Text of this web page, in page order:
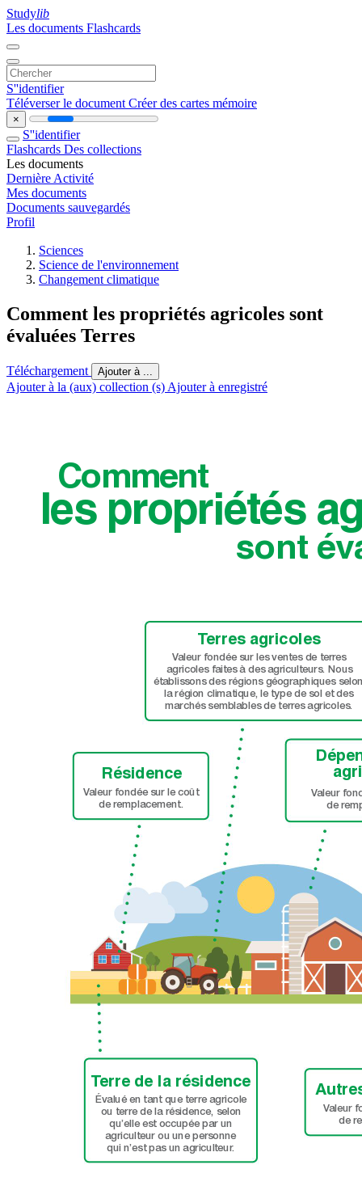
Studylib
Les documents Flashcards
S''identifier
Téléverser le document Créer des cartes mémoire
×
S''identifier
Flashcards Des collections
Les documents
Dernière Activité
Mes documents
Documents sauvegardés
Profil
Sciences
Science de l'environnement
Changement climatique
Comment les propriétés agricoles sont
évaluées Terres
Téléchargement Ajouter à ...
Ajouter à la (aux) collection (s) Ajouter à enregistré
Comment
les propriétés a
sont év
Terres agricoles
Valeur fondée sur les ventes de terres
agricoles faites à des agriculteurs. Nous
établissons des régions géographiques
la région climatique, le type de sol et des
marchés semblables de terres agricoles.
Résidence
Valeur fondée sur le coût
de remplacement.
Valeur
de
Terre de la résidence
Évalué en tant que terre agricole
ou terre de la résidence, selon
qu’elle est occupée par un
agriculteur ou une personne
qui n’est pas un agriculteur.
A
Valeur
de